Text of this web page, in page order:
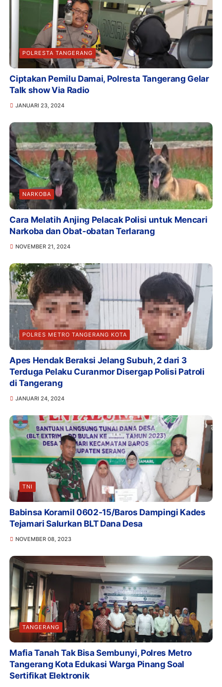
POLRESTA TANGERANG
Ciptakan Pemilu Damai, Polresta Tangerang Gelar
Talk show Via Radio
JANUARI 23, 2024
NARKOBA
Cara Melatih Anjing Pelacak Polisi untuk Mencari
Narkoba dan Obat-obatan Terlarang
NOVEMBER 21, 2024
POLRES METRO TANGERANG KOTA
Apes Hendak Beraksi Jelang Subuh, 2 dari 3
Terduga Pelaku Curanmor Disergap Polisi Patroli
di Tangerang
JANUARI 24, 2024
TNI
Babinsa Koramil 0602-15/Baros Dampingi Kades
Tejamari Salurkan BLT Dana Desa
NOVEMBER 08, 2023
TANGERANG
Mafia Tanah Tak Bisa Sembunyi, Polres Metro
Tangerang Kota Edukasi Warga Pinang Soal
Sertifikat Elektronik